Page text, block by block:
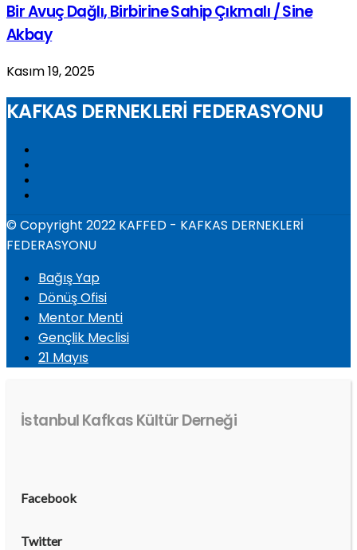
Bir Avuç Dağlı, Birbirine Sahip Çıkmalı / Sine
Akbay
Kasım 19, 2025
KAFKAS DERNEKLERİ FEDERASYONU
© Copyright 2022 KAFFED - KAFKAS DERNEKLERİ
FEDERASYONU
Bağış Yap
Dönüş Ofisi
Mentor Menti
Gençlik Meclisi
21 Mayıs
İstanbul Kafkas Kültür Derneği
Facebook
Twitter